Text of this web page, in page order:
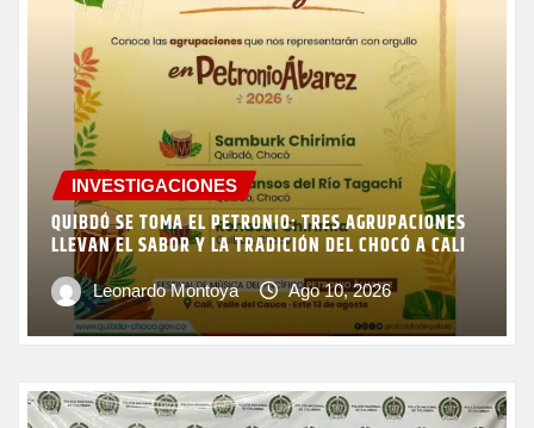
INVESTIGACIONES
QUIBDÓ SE TOMA EL PETRONIO: TRES AGRUPACIONES
LLEVAN EL SABOR Y LA TRADICIÓN DEL CHOCÓ A CALI
Leonardo Montoya Ago 10, 2026